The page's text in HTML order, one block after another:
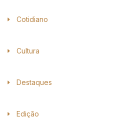
Cotidiano
Cultura
Destaques
Edição